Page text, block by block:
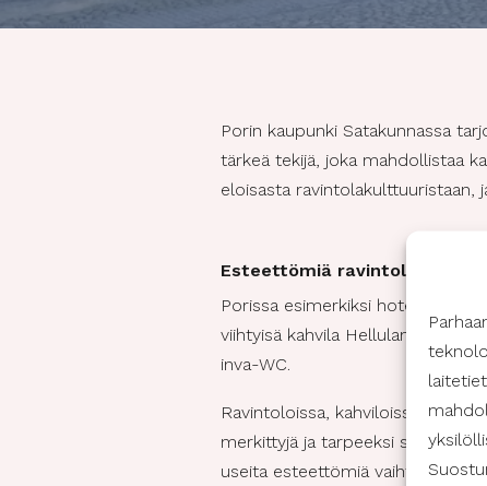
Porin kaupunki Satakunnassa
tärkeä tekijä, joka mahdollistaa
eloisasta ravintolakulttuuristaan,
Esteettömiä ravintoloita,
Porissa esimerkiksi hotelli-
viihtyisä kahvila Hellulan kaffila
inva-WC.
Ravintoloissa, kahviloissa ja
merkittyjä ja tarpeeksi suuria
useita esteettömiä vaihtoehtoja,